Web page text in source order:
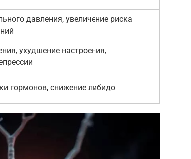
давления, увеличение риска
ухудшение настроения,
гормонов, снижение либидо